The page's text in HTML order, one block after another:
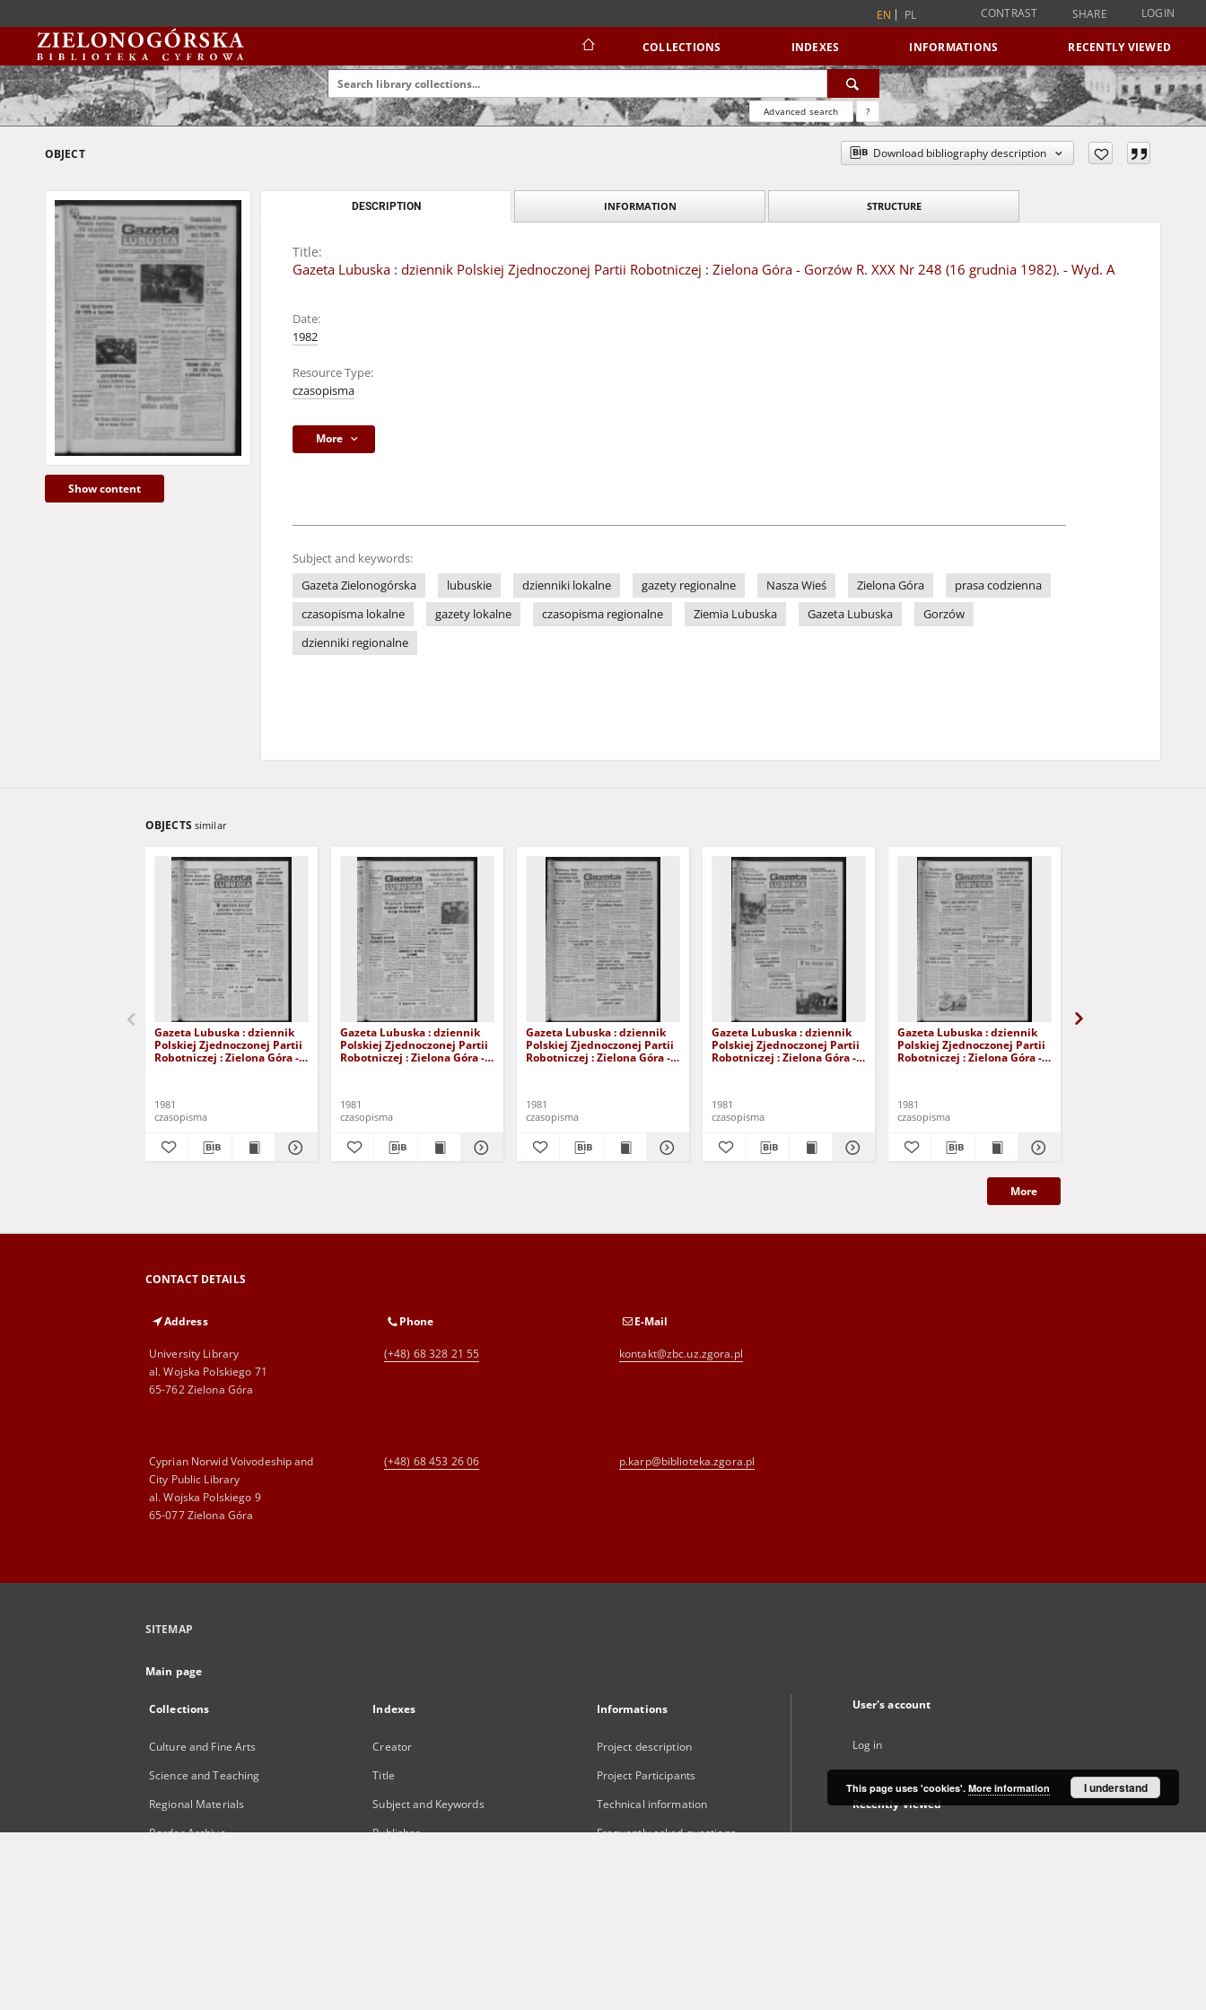
EN PL CONTRAST SHARE LOGIN
COLLECTIONS INDEXES INFORMATIONS RECENTLY VIEWED
Advanced search ?
OBJECT Download bibliography description
Show content
DESCRIPTION INFORMATION STRUCTURE
Title:
Gazeta Lubuska : dziennik Polskiej Zjednoczonej Partii Robotniczej : Zielona Góra - Gorzów R. XXX Nr 248 (16 grudnia 1982). - Wyd. A
Date:
1982
Resource Type:
czasopisma
More
Subject and keywords:
Gazeta Zielonogórska
lubuskie dzienniki lokalne gazety regionalne Nasza Wieś Zielona Góra
prasa codzienna
czasopisma lokalne
gazety lokalne czasopisma regionalne Ziemia Lubuska Gazeta Lubuska
Gorzów
dzienniki regionalne
OBJECTS similar
Gazeta Lubuska : dziennik
Polskiej Zjednoczonej Partii
Robotniczej : Zielona Góra -
1981
czasopisma
Gazeta Lubuska : dziennik
Polskiej Zjednoczonej Partii
Robotniczej : Zielona Góra -
1981
czasopisma
Gazeta Lubuska : dziennik
Polskiej Zjednoczonej Partii
Robotniczej : Zielona Góra -
1981
czasopisma
Gazeta Lubuska : dziennik
Polskiej Zjednoczonej Partii
Robotniczej : Zielona Góra -
1981
czasopisma
Gazeta Lubuska : dziennik
Polskiej Zjednoczonej Partii
Robotniczej : Zielona Góra -
1981
czasopisma
More
CONTACT DETAILS
Address
University Library
al. Wojska Polskiego 71
65-762 Zielona Góra
Phone
(+48) 68 328 21 55
E-Mail
kontakt@zbc.uz.zgora.pl
Cyprian Norwid Voivodeship and
City Public Library
al. Wojska Polskiego 9
65-077 Zielona Góra
(+48) 68 453 26 06 p.karp@biblioteka.zgora.pl
SITEMAP
Main page
Collections
Culture and Fine Arts
Science and Teaching
Regional Materials
Border Archive
Indexes
Creator
Title
Subject and Keywords
Publisher
Informations
Project description
Project Participants
Technical information
Frequently asked questions
User's account
Log in
Recently viewed
This page uses 'cookies'. More information I understand